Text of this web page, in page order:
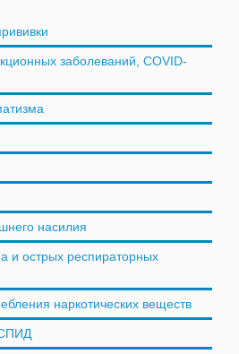
заболеваний, COVID-
насилия
и острых респираторных
наркотических веществ